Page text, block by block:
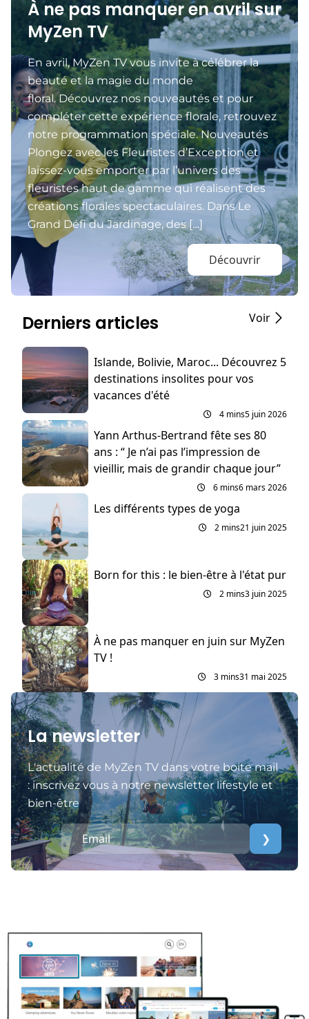
À ne pas manquer en avril sur
MyZen TV
En avril, MyZen TV vous invite à célébrer la
beauté et la magie du monde
floral. Découvrez nos nouveautés et pour
compléter cette expérience florale, retrouvez
notre programmation spéciale. Nouveautés
Plongez avec les Fleuristes d’Exception et
laissez-vous emporter par l’univers des
fleuristes haut de gamme qui réalisent des
créations florales spectaculaires. Dans Le
Grand Défi du Jardinage, des […]
Découvrir
Derniers articles Voir
Islande, Bolivie, Maroc... Découvrez 5
destinations insolites pour vos
vacances d'été
4 mins5 juin 2026
Yann Arthus-Bertrand fête ses 80
ans : “ Je n’ai pas l’impression de
vieillir, mais de grandir chaque jour”
6 mins6 mars 2026
Les différents types de yoga
2 mins21 juin 2025
Born for this : le bien-être à l'état pur
2 mins3 juin 2025
À ne pas manquer en juin sur MyZen
TV !
3 mins31 mai 2025
La newsletter
L'actualité de MyZen TV dans votre boite mail
: inscrivez vous à notre newsletter lifestyle et
bien-être
❯